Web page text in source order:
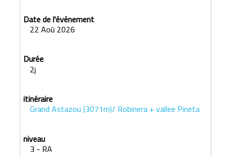
22 Aoû 2026
2j
Grand Astazou (3071m)/ Robinera + vallee Pineta
3 - RA